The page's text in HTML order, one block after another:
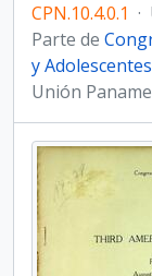
CPN.10.4.0.1 ·
Parte de
y Adolescentes
Unión